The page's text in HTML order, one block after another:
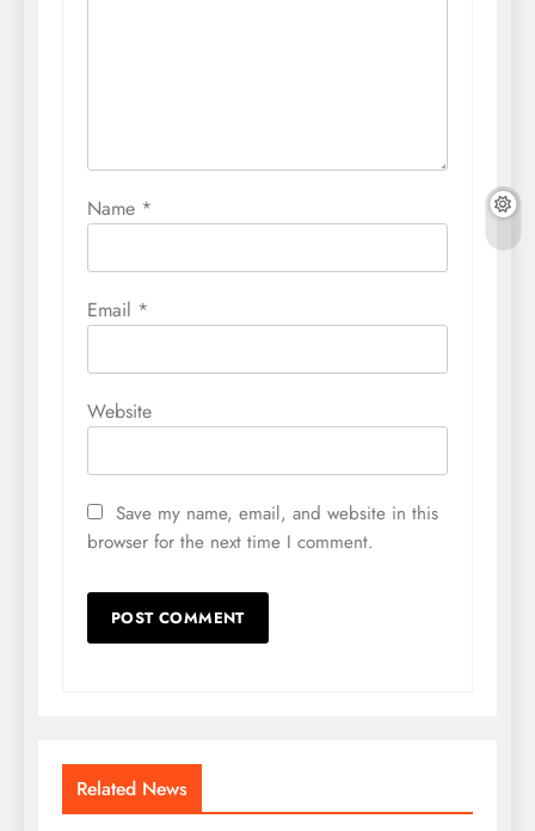
Name *
Email *
Website
Save my name, email, and website in this
browser for the next time I comment.
Related News